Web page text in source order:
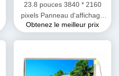
23.8 pouces 3840 * 2160
pixels Panneau d'affichage
LCD TFT pour écran de
Obtenez le meilleur prix